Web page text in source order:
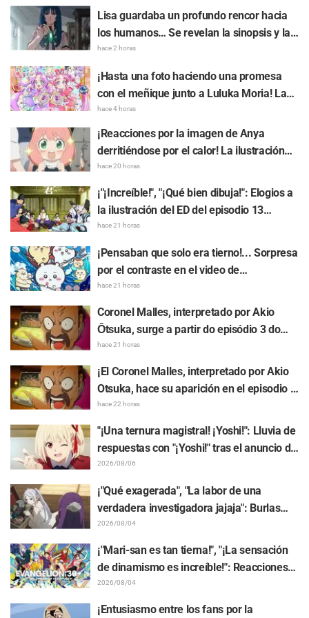
Lisa guardaba un profundo rencor hacia
los humanos… Se revelan la sinopsis y las
primeras imágenes del episodio 6 del
hace 2 horas
¡Hasta una foto haciendo una promesa
con el meñique junto a Luluka Moria! La
publicación de Nao Tōyama, la actriz de
voz de "Star Detective Precure!", al asistir
al Dream Stage genera repercusión con
comentarios como "¡Es una doble Arcana!"
hace 4 horas
¡Reacciones por la imagen de Anya
derritiéndose por el calor! La ilustración
promocional de "SPY x FAMILY" provoca
comentarios como: "Anya se está
derritiendo"
hace 20 horas
¡"¡Increíble!", "¡Qué bien dibuja!": Elogios a
la ilustración del ED del episodio 13
realizada por Asaki Yuikawa, actriz de voz
del protagonista de "The Elusive Samurai"
hace 21 horas
¡Pensaban que solo era tierno!... Sorpresa
por el contraste en el video de
preparación previa al estreno de la
película de "Chiikawa": "Es más crudo de
lo imaginado", "Hablan puro de trabajo"
hace 21 horas
Coronel Malles, interpretado por Akio
Ōtsuka, surge a partir do episódio 3 do
anime de TV "The Ghost in the Shell"!
Comentário do elenco e arte final são
revelados
hace 21 horas
¡El Coronel Malles, interpretado por Akio
Otsuka, hace su aparición en el episodio 3
del anime de TV "The Ghost in the Shell"!
Revelan comentarios del elenco y la
tarjeta final (endcard)
hace 22 horas
"¡Una ternura magistral! ¡Yoshi!": Lluvia de
respuestas con "¡Yoshi!" tras el anuncio de
la colaboración entre "Lycoris Recoil" y
2026/08/06
¡"Qué exagerada", "La labor de una
verdadera investigadora jajaja": Burlas
masivas por el peluche de Frieren
atrapado en un Mímic de exhibición en
"Frieren: Más allá del final del viaje"
2026/08/04
¡"Mari-san es tan tierna!", "¡La sensación
de dinamismo es increíble!": Reacciones
ante el hermoso dibujo revelado de
Hidenori Matsubara con las 3 chicas
2026/08/04
¡Entusiasmo entre los fans por la